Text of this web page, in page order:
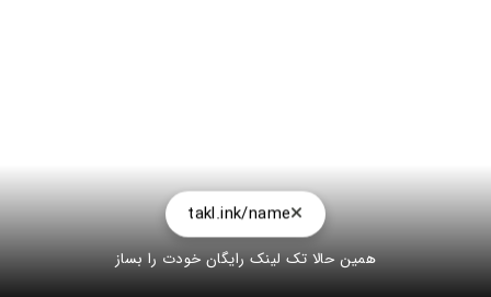
takl.ink/name
همین حالا تک لینک رایگان خودت را بساز